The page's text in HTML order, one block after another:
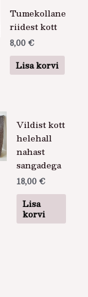
Tumekollane
riidest kott
8,00 €
Lisa korvi
Vildist kott
helehall
nahast
sangadega
18,00 €
Lisa
korvi